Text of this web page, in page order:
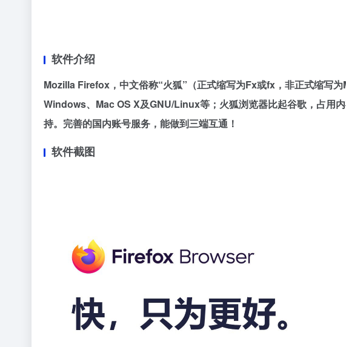
软件介绍
Mozilla Firefox，中文俗称“火狐”（正式缩写为Fx或fx，非正式缩写
Windows、Mac OS X及GNU/Linux等；火狐浏览器比起谷歌，占用
持。完善的国内账号服务，能做到三端互通！
软件截图